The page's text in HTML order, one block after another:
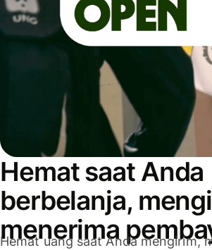
Hemat saat Anda
berbelanja,
menerima
Hemat uang saat Anda mengirim,